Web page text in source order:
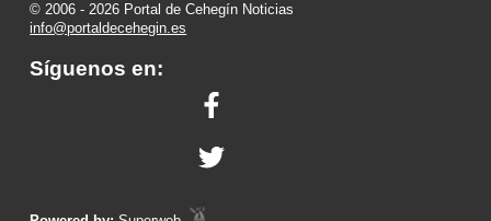
© 2006 - 2026 Portal de Cehegín Noticias
info@portaldecehegin.es
Síguenos en: